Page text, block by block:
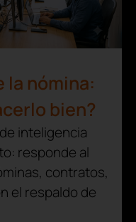
la nómina:
bien?
inteligencia
responde al
contratos,
el respaldo de